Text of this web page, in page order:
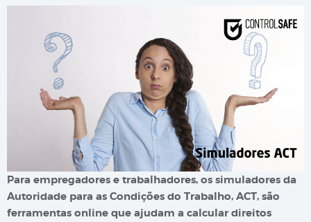
Para empregadores e trabalhadores, os simuladores da
Autoridade para as Condições do Trabalho, ACT, são
ferramentas online que ajudam a calcular direitos